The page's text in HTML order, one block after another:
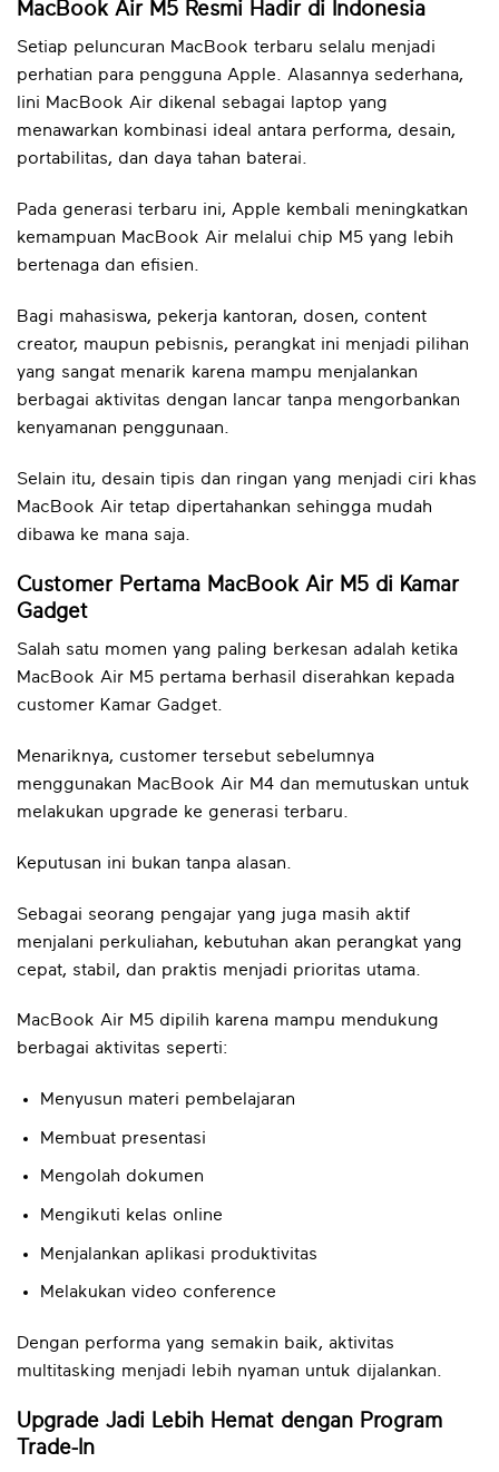
MacBook Air M5 Resmi Hadir di Indonesia
Setiap peluncuran MacBook terbaru selalu menjadi
perhatian para pengguna Apple. Alasannya sederhana,
lini MacBook Air dikenal sebagai laptop yang
menawarkan kombinasi ideal antara performa, desain,
portabilitas, dan daya tahan baterai.
Pada generasi terbaru ini, Apple kembali meningkatkan
kemampuan MacBook Air melalui chip M5 yang lebih
bertenaga dan efisien.
Bagi mahasiswa, pekerja kantoran, dosen, content
creator, maupun pebisnis, perangkat ini menjadi pilihan
yang sangat menarik karena mampu menjalankan
berbagai aktivitas dengan lancar tanpa mengorbankan
kenyamanan penggunaan.
Selain itu, desain tipis dan ringan yang menjadi ciri khas
MacBook Air tetap dipertahankan sehingga mudah
dibawa ke mana saja.
Customer Pertama MacBook Air M5 di Kamar
Gadget
Salah satu momen yang paling berkesan adalah ketika
MacBook Air M5 pertama berhasil diserahkan kepada
customer Kamar Gadget.
Menariknya, customer tersebut sebelumnya
menggunakan MacBook Air M4 dan memutuskan untuk
melakukan upgrade ke generasi terbaru.
Keputusan ini bukan tanpa alasan.
Sebagai seorang pengajar yang juga masih aktif
menjalani perkuliahan, kebutuhan akan perangkat yang
cepat, stabil, dan praktis menjadi prioritas utama.
MacBook Air M5 dipilih karena mampu mendukung
berbagai aktivitas seperti:
Menyusun materi pembelajaran
Membuat presentasi
Mengolah dokumen
Mengikuti kelas online
Menjalankan aplikasi produktivitas
Melakukan video conference
Dengan performa yang semakin baik, aktivitas
multitasking menjadi lebih nyaman untuk dijalankan.
Upgrade Jadi Lebih Hemat dengan Program
Trade-In